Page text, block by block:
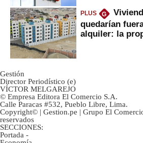
PLUS G
quedarían
alquiler: la
Gestión
Director Periodístico (e)
VÍCTOR MELGAREJO
© Empresa Editora El Comercio S.A.
Calle Paracas #532, Pueblo Libre, Lima.
Copyright© | Gestion.pe | Grupo El
reservados
SECCIONES:
Portada -